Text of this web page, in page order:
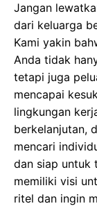
Jangan
dari keluarga
Kami yakin
Anda tidak
tetapi juga
mencapai
lingkungan
berkelanjutan,
mencari
dan siap untuk
memiliki visi
ritel dan ingin